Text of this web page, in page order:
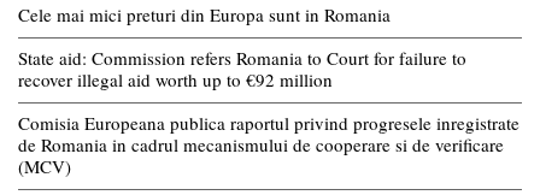
Cele mai mici preturi din Europa sunt in Romania
State aid: Commission refers Romania to Court for failure to
recover illegal aid worth up to €92 million
Comisia Europeana publica raportul privind progresele inregistrate
de Romania in cadrul mecanismului de cooperare si de verificare
(MCV)